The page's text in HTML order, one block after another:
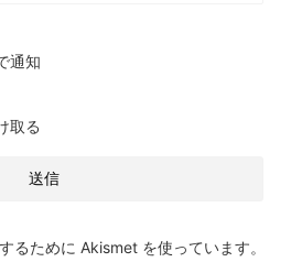
通知
取る
るために Akismet を使っています。